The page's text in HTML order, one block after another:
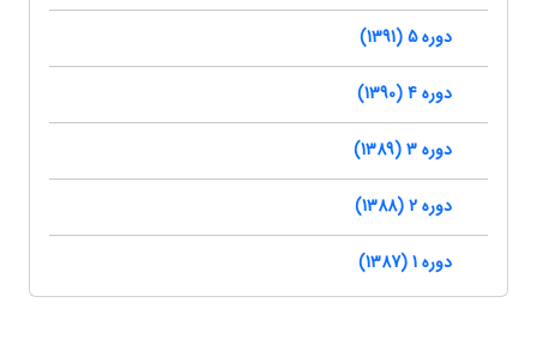
دوره 5 (1391)
دوره 4 (1390)
دوره 3 (1389)
دوره 2 (1388)
دوره 1 (1387)